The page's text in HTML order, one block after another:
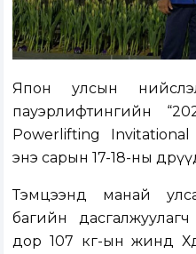
Япон улсын
пауэрлифтингийн
Powerlifting Invitational
энэ сарын 17-18-ны
Тэмцээнд манай
багийн
дор 107 кг-ын жинд